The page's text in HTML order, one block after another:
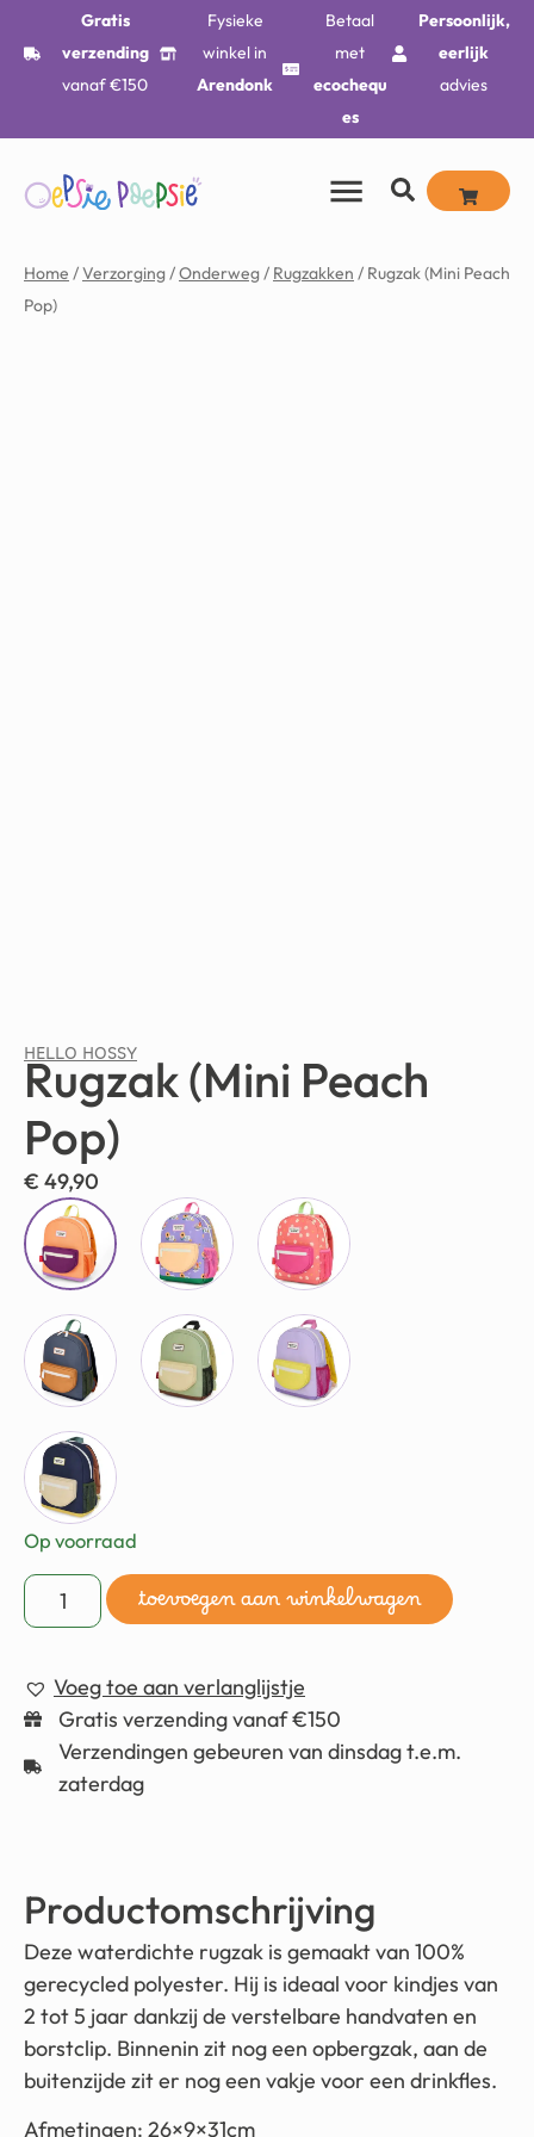
Gratis
verzending
vanaf €150
Fysieke
winkel in
Arendonk
Betaal
met
ecochequ
es
Persoonlijk,
eerlijk
advies
Home /Verzorging/Onderweg/ Rugzakken / Rugzak (Mini Peach
Pop)
HELLO HOSSY
Rugzak (Mini Peach
Pop)
€ 49,90
Op voorraad
toevoegen aan winkelwagen
Voeg toe aan verlanglijstje
Gratis verzending vanaf €150
Verzendingen gebeuren van dinsdag t.e.m.
zaterdag
Productomschrijving
Deze waterdichte rugzak is gemaakt van 100%
gerecycled polyester. Hij is ideaal voor kindjes van
2 tot 5 jaar dankzij de verstelbare handvaten en
borstclip. Binnenin zit nog een opbergzak, aan de
buitenzijde zit er nog een vakje voor een drinkfles.
Afmetingen: 26×9×31cm